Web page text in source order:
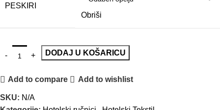
PESKIRI
Obriši
DODAJ U KOŠARICU
Add to compare Add to wishlist
SKU: N/A